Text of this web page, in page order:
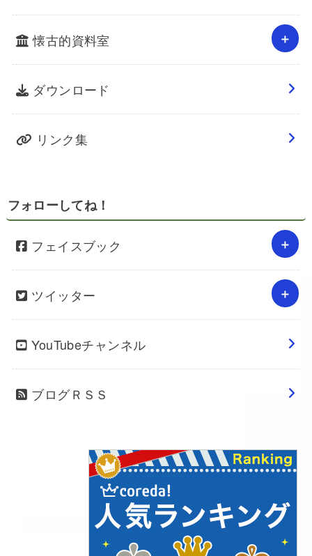
懐古的資料室
ダウンロード
リンク集
フォローしてね！
フェイスブック
ツイッター
YouTubeチャンネル
ブログＲＳＳ